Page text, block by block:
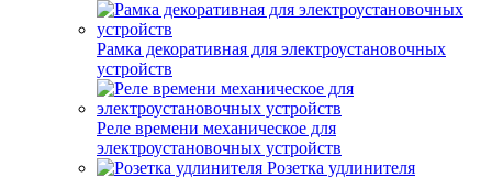
Рамка декоративная для электроустановочных
устройств
Реле времени механическое для
электроустановочных устройств
Розетка удлинителя